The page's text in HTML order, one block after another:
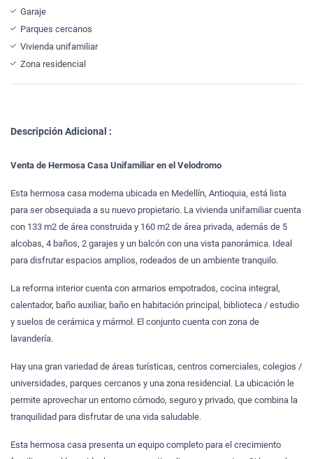
Garaje
Parques cercanos
Vivienda unifamiliar
Zona residencial
Descripción Adicional :
Venta de Hermosa Casa Unifamiliar en el Velodromo
Esta hermosa casa moderna ubicada en Medellín, Antioquia, está lista
para ser obsequiada a su nuevo propietario. La vivienda unifamiliar cuenta
con 133 m2 de área construida y 160 m2 de área privada, además de 5
alcobas, 4 baños, 2 garajes y un balcón con una vista panorámica. Ideal
para disfrutar espacios amplios, rodeados de un ambiente tranquilo.
La reforma interior cuenta con armarios empotrados, cocina integral,
calentador, baño auxiliar, baño en habitación principal, biblioteca / estudio
y suelos de cerámica y mármol. El conjunto cuenta con zona de
lavandería.
Hay una gran variedad de áreas turísticas, centros comerciales, colegios /
universidades, parques cercanos y una zona residencial. La ubicación le
permite aprovechar un entorno cómodo, seguro y privado, que combina la
tranquilidad para disfrutar de una vida saludable.
Esta hermosa casa presenta un equipo completo para el crecimiento